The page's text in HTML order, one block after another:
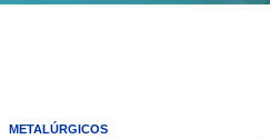
METALÚRGICOS